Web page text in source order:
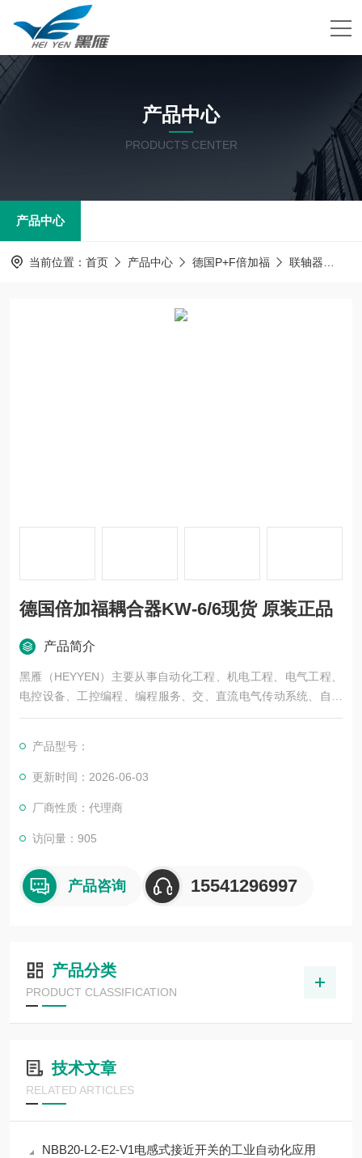
产品中心
PRODUCTS CENTER
产品中心
当前位置： 首页 产品中心 德国P+F倍加福 联轴器
德国倍加福耦合器KW-6/6现货 原装正品
产品简介
黑雁（HEYYEN）主要从事自动化工程、机电工程、电气工程、
电控设备、工控编程、编程服务、交、直流电气传动系统、自动
化控制系统及其装置的研究与服务，不但可以独立承包工程项
的现代化电控设备。
服务行业涉及冶金、石油、化工、纺织、食品、制药、电力、环
6/6现货 原装正品
产品型号：
更新时间：2026-06-03
厂商性质：代理商
访问量：905
产品咨询 15541296997
产品分类
PRODUCT CLASSIFICATION
技术文章
RELATED ARTICLES
NBB20-L2-E2-V1电感式接近开关的工业自动化应用